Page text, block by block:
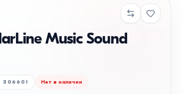
Music Sound
306601 Нет в наличии